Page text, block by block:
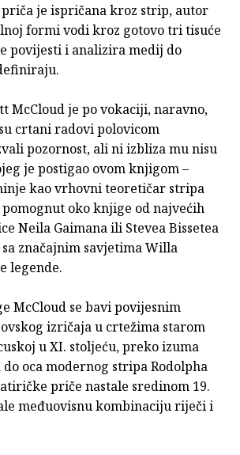
je ispričana kroz strip, autor
formi vodi kroz gotovo tri tisuće
povijesti i analizira medij do
McCloud je po vokaciji, naravno,
crtani radovi polovicom
pozornost, ali ni izbliza mu nisu
je postigao ovom knjigom –
kao vrhovni teoretičar stripa
oko knjige od najvećih
Neila Gaimana ili Stevea Bissetea
značajnim savjetima Willa
legende.
McCloud se bavi povijesnim
izričaja u crtežima starom
u XI. stoljeću, preko izuma
oca modernog stripa Rodolpha
priče nastale sredinom 19.
međuovisnu kombinaciju riječi i